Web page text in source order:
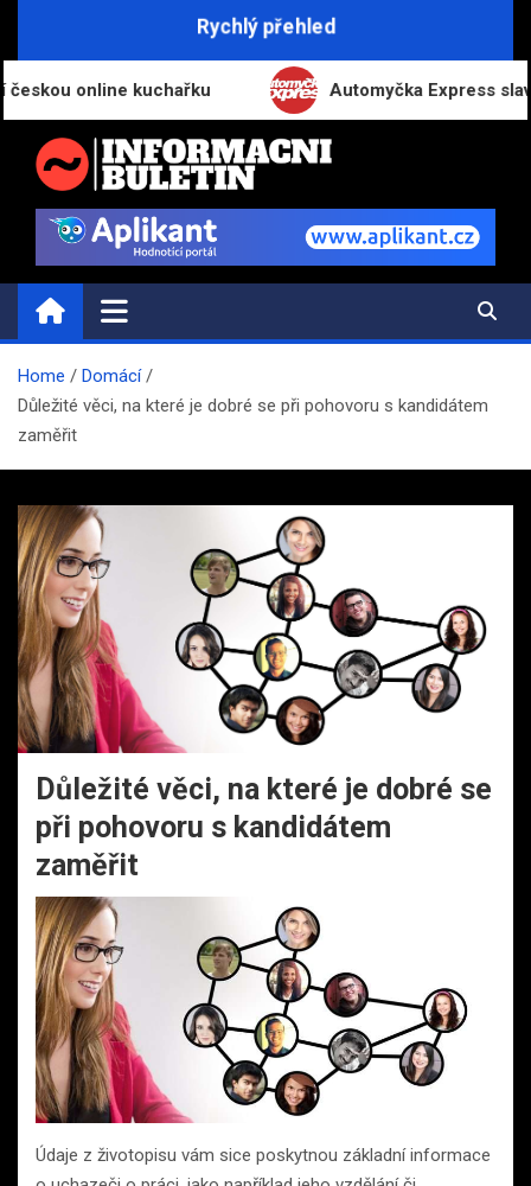
Rychlý přehled
online kuchařku Automyčka Express slaví 20
INFORMAČNÍ-BULETIN.CZ
Novinky a informace
Home
Domácí
Důležité věci, na které je dobré se při pohovoru s kandidátem
zaměřit
Důležité věci, na které je dobré se
při pohovoru s kandidátem
zaměřit
Údaje z životopisu vám sice poskytnou základní informace